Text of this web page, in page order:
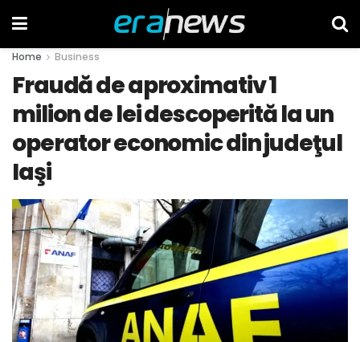
Home Business
Fraudă de aproximativ 1
milion de lei descoperită la un
operator economic din judeţul
Iaşi